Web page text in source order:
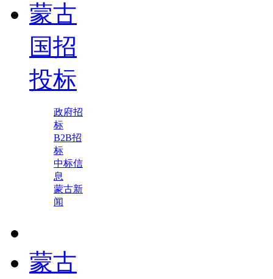
蒙古
国招
投标
政府招
标
B2B招
标
中标信
息
蒙古新
闻
蒙古